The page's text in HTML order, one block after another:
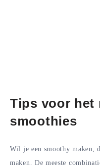
Tips voor het
smoothies
Wil je een smoothy maken,
maken. De meeste